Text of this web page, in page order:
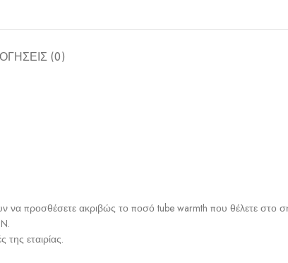
(0)
να προσθέσετε ακριβώς το ποσό tube warmth που θέλετε στο
εταιρίας.